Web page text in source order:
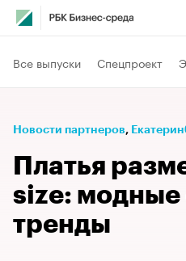
Все выпуски Спецпроект
Новости партнеров⁠,
Платья
size:
тренды